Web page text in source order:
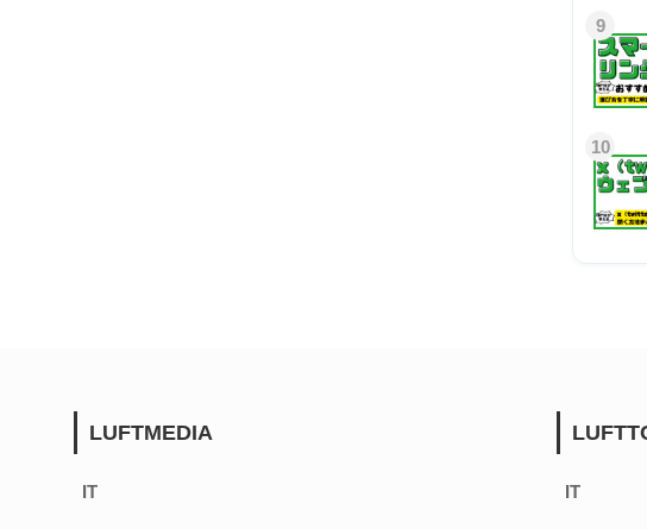
9
10
LUFTMEDIA
IT IT